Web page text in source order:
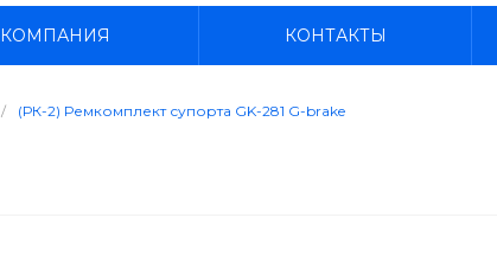
Надеждинский район, п.
boss4848@mail.ru
КОМПАНИЯ КОНТАКТЫ
/ (РК-2) Ремкомплект супорта GK-281 G-brake